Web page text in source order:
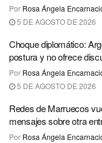
Por Rosa Ángela
5 DE AGOSTO DE 2026
Choque diplomático:
postura y no ofrece
Por Rosa Ángela
5 DE AGOSTO DE 2026
Redes de Marruecos
mensajes sobre otra
Por Rosa Ángela